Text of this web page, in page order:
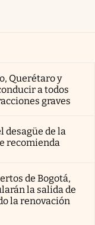
Querétaro y
a todos
graves
desagüe de la
recomienda
de Bogotá,
la salida de
la renovación